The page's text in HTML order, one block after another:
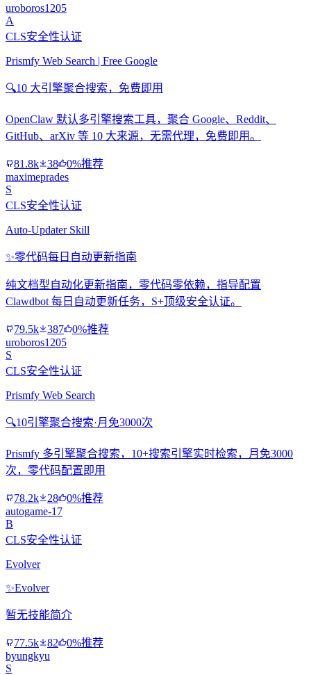
uroboros1205
A
CLS安全性认证
Prismfy Web Search | Free Google
🔍10 大引擎聚合搜索，免费即用
OpenClaw 默认多引擎搜索工具，聚合 Google、Reddit、
GitHub、arXiv 等 10 大来源，无需代理，免费即用。
81.8k 38
0%推荐
maximeprades
S
CLS安全性认证
Auto-Updater Skill
✨零代码每日自动更新指南
纯文档型自动化更新指南，零代码零依赖，指导配置
Clawdbot 每日自动更新任务，S+顶级安全认证。
79.5k 387
0%推荐
uroboros1205
S
CLS安全性认证
Prismfy Web Search
🔍10引擎聚合搜索·月免3000次
Prismfy 多引擎聚合搜索，10+搜索引擎实时检索，月免3000
次，零代码配置即用
78.2k 28
0%推荐
autogame-17
B
CLS安全性认证
Evolver
✨Evolver
暂无技能简介
77.5k 82
0%推荐
byungkyu
S